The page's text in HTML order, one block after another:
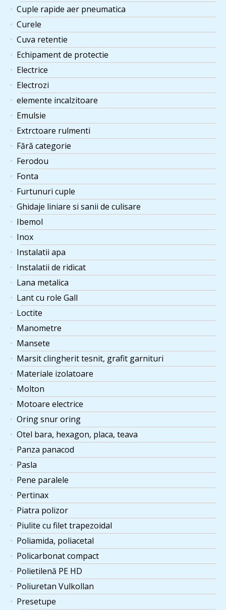
Cuple rapide aer pneumatica
Curele
Cuva retentie
Echipament de protectie
Electrice
Electrozi
elemente incalzitoare
Emulsie
Extrctoare rulmenti
Fără categorie
Ferodou
Fonta
Furtunuri cuple
Ghidaje liniare si sanii de culisare
Ibemol
Inox
Instalatii apa
Instalatii de ridicat
Lana metalica
Lant cu role Gall
Loctite
Manometre
Mansete
Marsit clingherit tesnit, grafit garnituri
Materiale izolatoare
Molton
Motoare electrice
Oring snur oring
Otel bara, hexagon, placa, teava
Panza panacod
Pasla
Pene paralele
Pertinax
Piatra polizor
Piulite cu filet trapezoidal
Poliamida, poliacetal
Policarbonat compact
Polietilenă PE HD
Poliuretan Vulkollan
Presetupe